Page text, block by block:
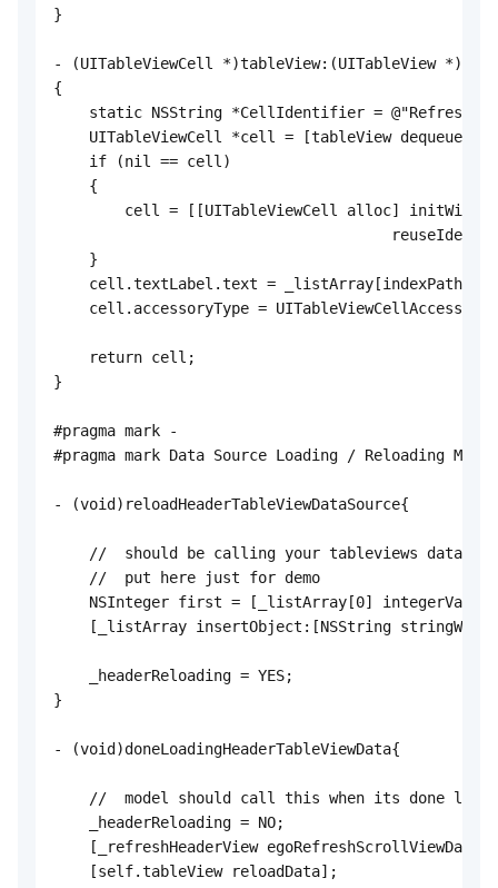
}
- (UITableViewCell *)tableView:(UITableView
{
static NSString *CellIdentifier =
UITableViewCell *cell = [tableView
    if (nil == cell)
    {
cell = [[UITableViewCell alloc]
    }
cell.textLabel.text =
cell.accessoryType =
    return cell;
}
#pragma mark -
#pragma mark Data Source Loading / Reloading
- (void)reloadHeaderTableViewDataSource{
//  should be calling your tableviews data
    //  put here just for demo
NSInteger first = [_listArray[0]
[_listArray insertObject:[NSString
    _headerReloading = YES;
}
- (void)doneLoadingHeaderTableViewData{
//  model should call this when its done
    _headerReloading = NO;
[_refreshHeaderView
    [self.tableView reloadData];